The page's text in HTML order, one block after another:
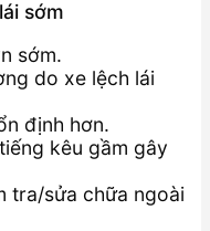
sớm
sớm.
do xe lệch lái
định hơn.
kêu gầm gây
tra/sửa chữa ngoài